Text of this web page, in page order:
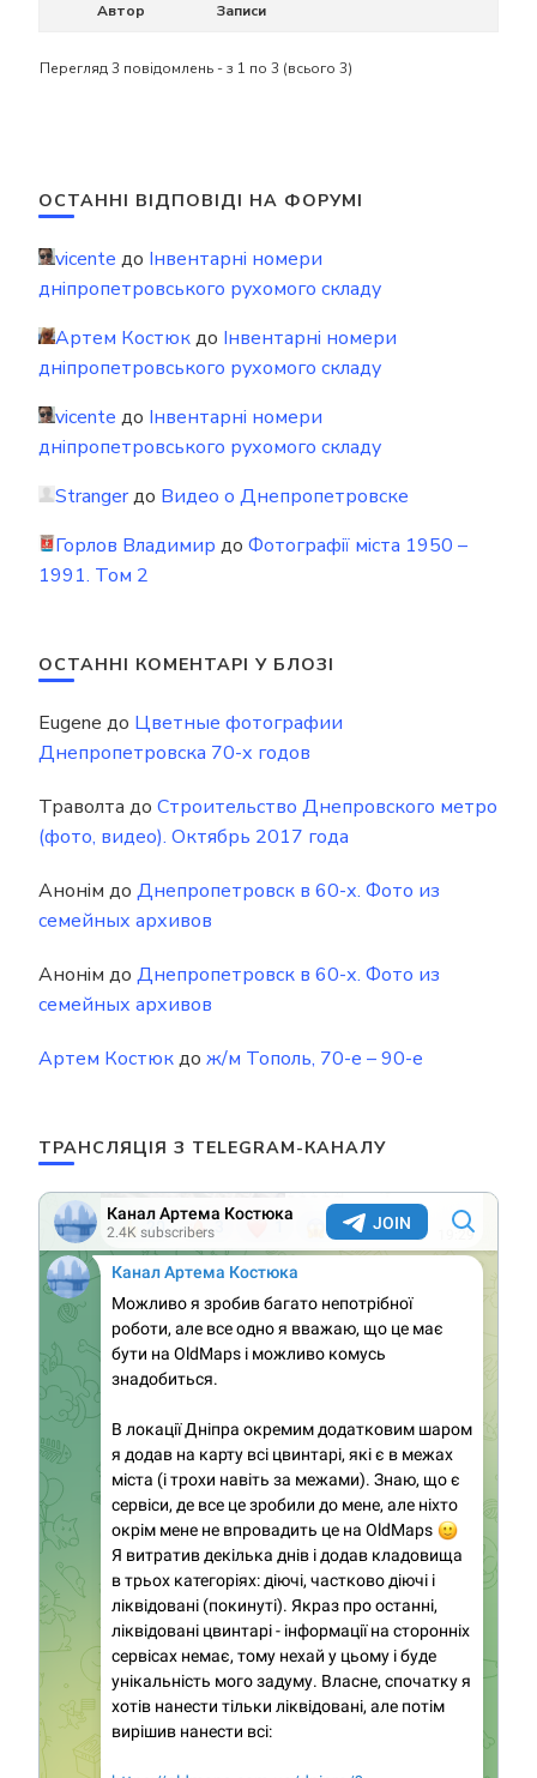
Автор Записи
Перегляд 3 повідомлень - з 1 по 3 (всього 3)
ОСТАННІ ВІДПОВІДІ НА ФОРУМІ
vicente до Інвентарні номери
дніпропетровського рухомого складу
Артем Костюкдо Інвентарні номери
дніпропетровського рухомого складу
vicente до Інвентарні номери
дніпропетровського рухомого складу
Strangerдо Видео о Днепропетровске
Горлов Владимир до Фотографії міста 1950 –
1991. Том 2
ОСТАННІ КОМЕНТАРІ У БЛОЗІ
Eugene до Цветные фотографии
Днепропетровска 70-х годов
Траволта до Строительство Днепровского метро
(фото, видео). Октябрь 2017 года
Анонім до Днепропетровск в 60-х. Фото из
семейных архивов
Анонім до Днепропетровск в 60-х. Фото из
семейных архивов
Артем Костюкдо ж/м Тополь, 70-е – 90-е
ТРАНСЛЯЦІЯ З TELEGRAM-КАНАЛУ